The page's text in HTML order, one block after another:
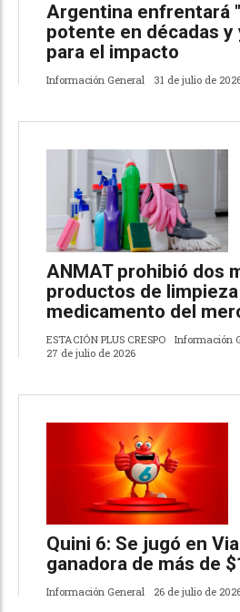
Argentina enfrentará
potente en décadas y
para el impacto
Información General 31 de julio de
ANMAT prohibió dos
productos de
medicamento del
ESTACIÓN PLUS CRESPO
Información
27 de julio de 2026
Quini 6: Se jugó en
ganadora de más de
Información General 26 de julio de